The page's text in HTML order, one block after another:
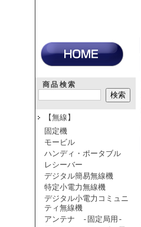
商品検索
【無線】
固定機
モービル
ハンディ・ポータブル
レシーバー
デジタル簡易無線機
特定小電力無線機
デジタル小電力コミュニ
ティ無線機
アンテナ -固定局用-